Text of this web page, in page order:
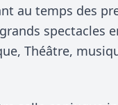
au temps des
spectacles
Théâtre,